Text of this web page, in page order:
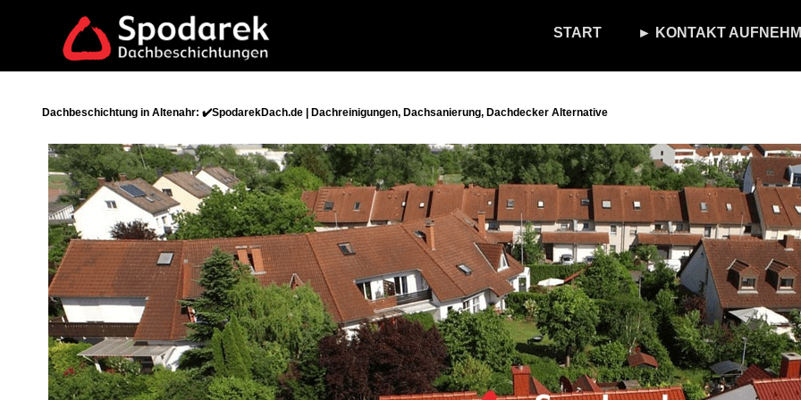
START ► KONTAKT
Dachbeschichtung in Altenahr: ✔️SpodarekDach.de | Dachreinigungen, Dachsanierung, Dachdecker Alternative